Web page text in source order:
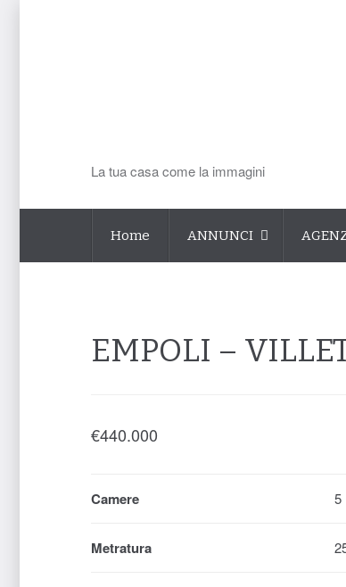
La tua casa come la immagini
Home ANNUNCI
EMPOLI –
€440.000
Camere 5
Metratura